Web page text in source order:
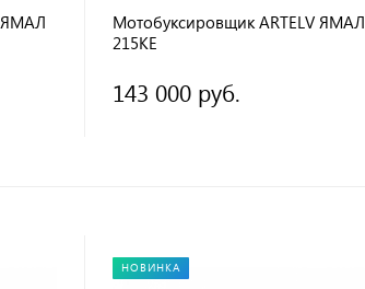
ЯМАЛ
Мотобуксировщик ARTELV ЯМАЛ
215КE
143 000 руб.
НОВИНКА